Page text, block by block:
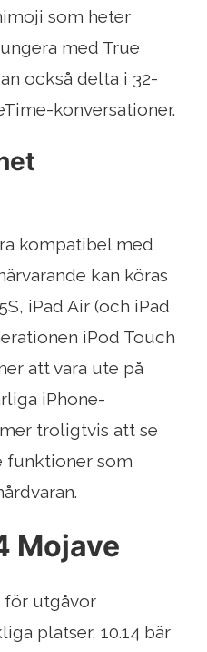
som heter
med True
också delta i 32-
konversationer.
kompatibel med
kan köras
iPad Air (och iPad
iPod Touch
att vara ute på
iPhone-
troligtvis att se
funktioner som
Mojave
för utgåvor
platser, 10.14 bär